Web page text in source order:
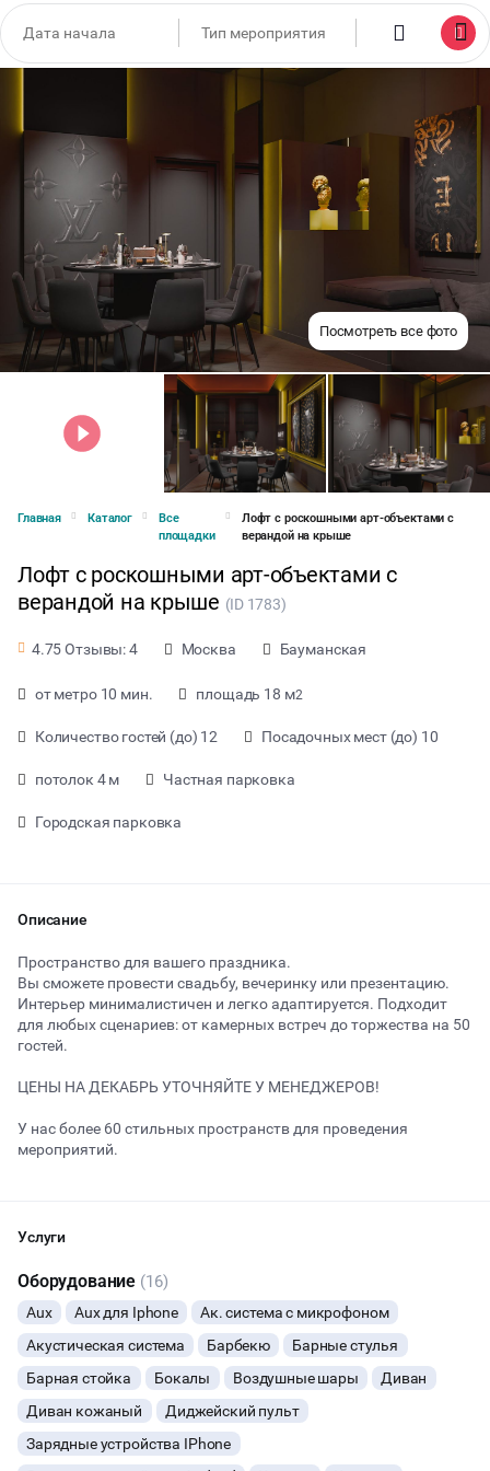
Посмотреть все фото
Главная Каталог
Все
площадки
Лофт с роскошными арт-объектами с
верандой на крыше
Лофт с роскошными арт-объектами с
верандой на крыше (ID 1783)
4.75 Отзывы: 4 Москва Бауманская
от метро 10 мин. площадь 18 м2
Количество гостей (до) 12 Посадочных мест (до) 10
потолок 4 м Частная парковка
Городская парковка
Описание
Пространство для вашего праздника.
Вы сможете провести свадьбу, вечеринку или презентацию.
Интерьер минималистичен и легко адаптируется. Подходит
для любых сценариев: от камерных встреч до торжества на 50
гостей.
ЦЕНЫ НА ДЕКАБРЬ УТОЧНЯЙТЕ У МЕНЕДЖЕРОВ!
У нас более 60 стильных пространств для проведения
мероприятий.
времяпрепровождения.
Лофт «Золотое яблоко» — элегантное и уютное место с
роскошными арт-объектами. Теплые оттенки и приглушенное
освещение создают расслабляющую атмосферу, а
современное искусство придаёт уникальный стиль. Здесь
можно провести день рождения, деловую встречу или
приватную вечеринку. Лофт рассчитан на 12 гостей.
В лофте есть все необходимое для Вашего комфортного
отдыха:
• Плазма
Услуги
Оборудование (16)
Aux Aux для Iphone
Ак. система с микрофоном
Акустическая система
Барбекю
Барные стулья
Барная стойка
Бокалы Воздушные шары
Диван
Диван кожаный
Диджейский пульт
Зарядные устройства IPhone
от 1650 ₽ за час
Тип мероприятия
ДЕНЬ РОЖДЕНИЯ
СВАДЬБЫ
КОРПОРАТИВЫ
ДЕЛОВЫЕ МЕРОПРИЯТИЯ
КВАРТИРНИКИ
Начало
Вы можете отменить заявку в любой момент, это бесплатно
или поменять параметры с нашим менеджером после того, как
оставите заявку
🔥 11 человек интересовались этой площадкой сегодня